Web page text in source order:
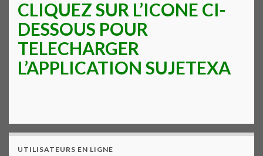
CLIQUEZ SUR L’ICONE CI-
DESSOUS POUR
TELECHARGER
L’APPLICATION SUJETEXA
UTILISATEURS EN LIGNE